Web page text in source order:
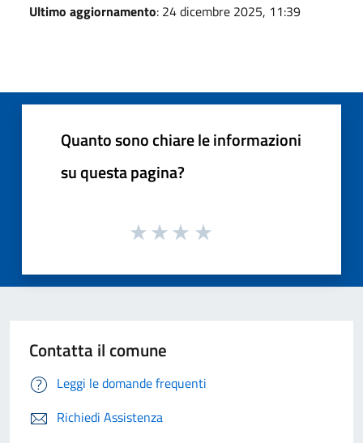
Ultimo aggiornamento: 24 dicembre 2025, 11:39
Quanto sono chiare le informazioni
su questa pagina?
Contatta il comune
Leggi le domande frequenti
Richiedi Assistenza